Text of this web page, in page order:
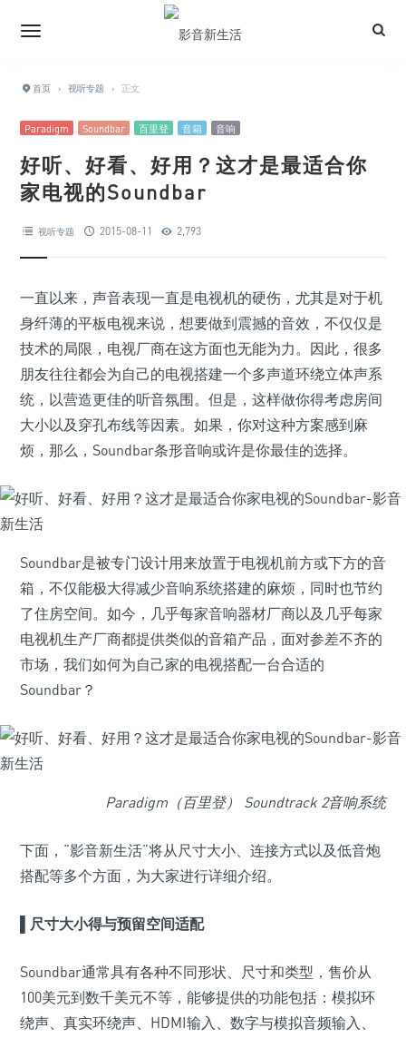
首页 › 视听专题 › 正文
Paradigm Soundbar 百里登 音箱 音响
好听、好看、好用？这才是最适合你
家电视的Soundbar
视听专题 2015-08-11 2,793
一直以来，声音表现一直是电视机的硬伤，尤其是对于机
身纤薄的平板电视来说，想要做到震撼的音效，不仅仅是
技术的局限，电视厂商在这方面也无能为力。因此，很多
朋友往往都会为自己的电视搭建一个多声道环绕立体声系
统，以营造更佳的听音氛围。但是，这样做你得考虑房间
大小以及穿孔布线等因素。如果，你对这种方案感到麻
烦，那么，Soundbar条形音响或许是你最佳的选择。
Soundbar是被专门设计用来放置于电视机前方或下方的音
箱，不仅能极大得减少音响系统搭建的麻烦，同时也节约
了住房空间。如今，几乎每家音响器材厂商以及几乎每家
电视机生产厂商都提供类似的音箱产品，面对参差不齐的
市场，我们如何为自己家的电视搭配一台合适的
Soundbar？
Paradigm（百里登） Soundtrack 2音响系统
下面，“影音新生活”将从尺寸大小、连接方式以及低音炮
搭配等多个方面，为大家进行详细介绍。
▌尺寸大小得与预留空间适配
Soundbar通常具有各种不同形状、尺寸和类型，售价从
100美元到数千美元不等，能够提供的功能包括：模拟环
绕声、真实环绕声、HDMI输入、数字与模拟音频输入、